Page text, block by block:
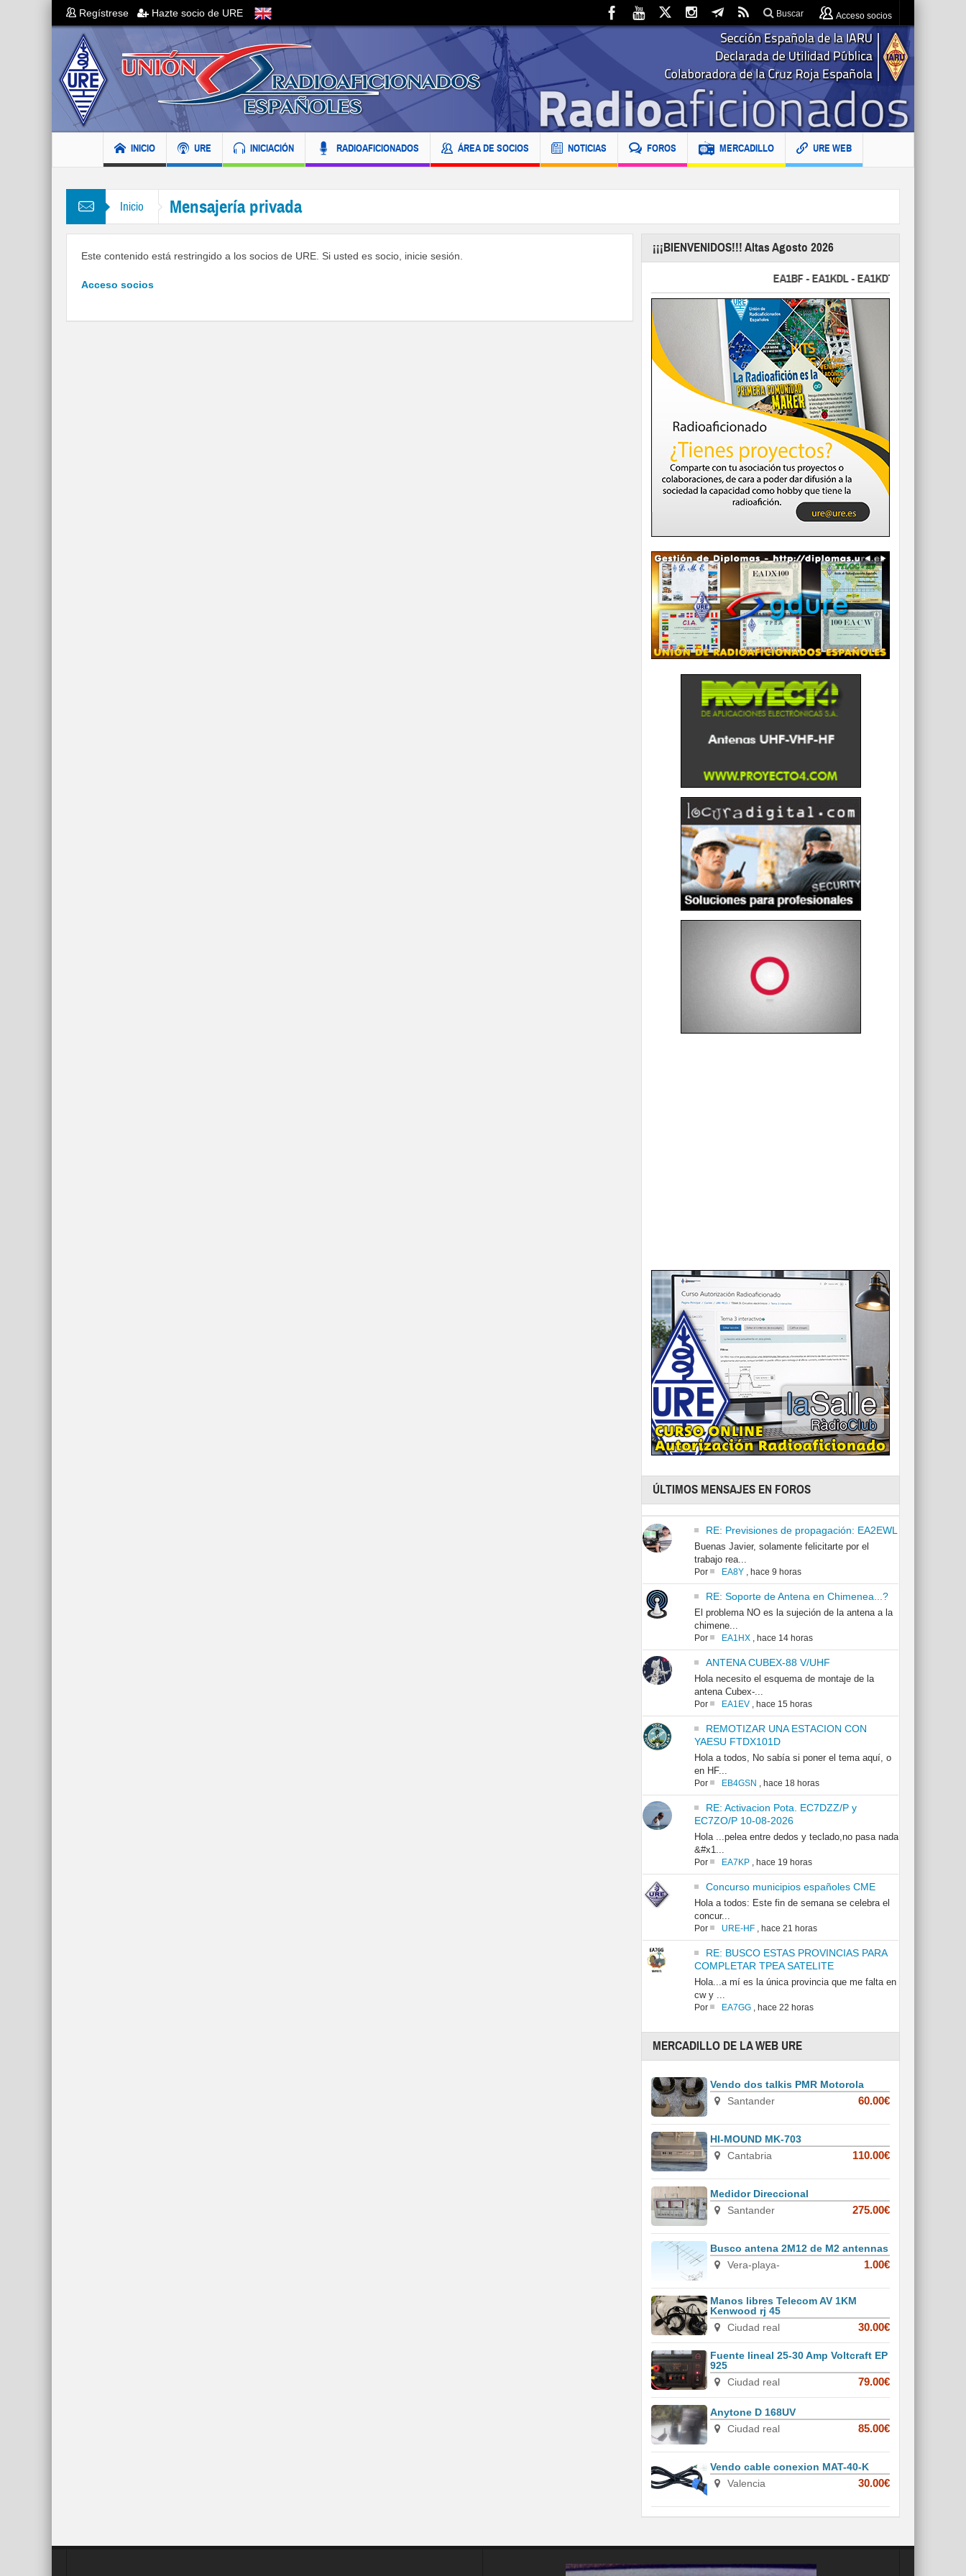
Regístrese Hazte socio de URE Buscar Acceso socios
INICIO URE INICIACIÓN RADIOAFICIONADOS ÁREA DE SOCIOS NOTICIAS FOROS MERCADILLO URE WEB
Inicio Mensajería privada
Este contenido está restringido a los socios de URE. Si usted es socio, inicie sesión.
Acceso socios
¡¡¡BIENVENIDOS!!! Altas Agosto 2026
EA1BF - EA1KDL - EA1KDT - EA2FBJ -
ÚLTIMOS MENSAJES EN FOROS
RE: Previsiones de propagación: EA2EWL
Buenas Javier, solamente felicitarte por el
trabajo rea...
Por EA8Y, hace 9 horas
RE: Soporte de Antena en Chimenea...?
El problema NO es la sujeción de la antena a la
chimene...
Por EA1HX, hace 14 horas
ANTENA CUBEX-88 V/UHF
Hola necesito el esquema de montaje de la
antena Cubex-...
Por EA1EV, hace 15 horas
REMOTIZAR UNA ESTACION CON
YAESU FTDX101D
Hola a todos, No sabía si poner el tema aquí, o
en HF...
Por EB4GSN , hace 18 horas
RE: Activacion Pota. EC7DZZ/P y
EC7ZO/P 10-08-2026
Hola ...pelea entre dedos y teclado,no pasa nada
&#x1...
Por EA7KP, hace 19 horas
Concurso municipios españoles CME
Hola a todos: Este fin de semana se celebra el
concur...
Por URE-HF, hace 21 horas
RE: BUSCO ESTAS PROVINCIAS PARA
COMPLETAR TPEA SATELITE
Hola...a mí es la única provincia que me falta en
cw y ...
Por EA7GG, hace 22 horas
MERCADILLO DE LA WEB URE
Vendo dos talkis PMR Motorola
Santander
60.00€
HI-MOUND MK-703
Cantabria
110.00€
Medidor Direccional
Santander
275.00€
Busco antena 2M12 de M2 antennas
Vera-playa-
1.00€
Manos libres Telecom AV 1KM
Kenwood rj 45
Ciudad real
30.00€
Fuente lineal 25-30 Amp Voltcraft EP
925
Ciudad real
79.00€
Anytone D 168UV
Ciudad real
85.00€
Vendo cable conexion MAT-40-K
Valencia
30.00€